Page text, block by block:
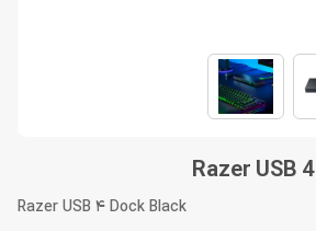
Razer USB 4 Dock Black